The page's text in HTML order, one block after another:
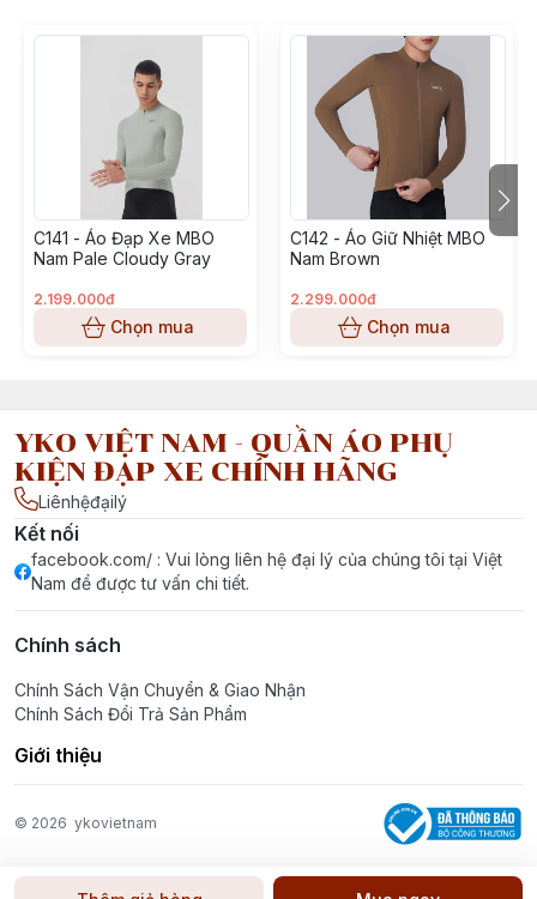
C141 - Áo Đạp Xe MBO
Nam Pale Cloudy Gray
2.199.000đ
Chọn mua
C142 - Áo Giữ Nhiệt MBO
Nam Brown
2.299.000đ
Chọn mua
YKO VIỆT NAM - QUẦN ÁO PHỤ
KIỆN ĐẠP XE CHÍNH HÃNG
Liênhệđạilý
Kết nối
facebook.com/ : Vui lòng liên hệ đại lý của chúng tôi tại Việt
Nam để được tư vấn chi tiết.
Chính sách
Chính Sách Vận Chuyển & Giao Nhận
Chính Sách Đổi Trả Sản Phẩm
Giới thiệu
© 2026 ykovietnam